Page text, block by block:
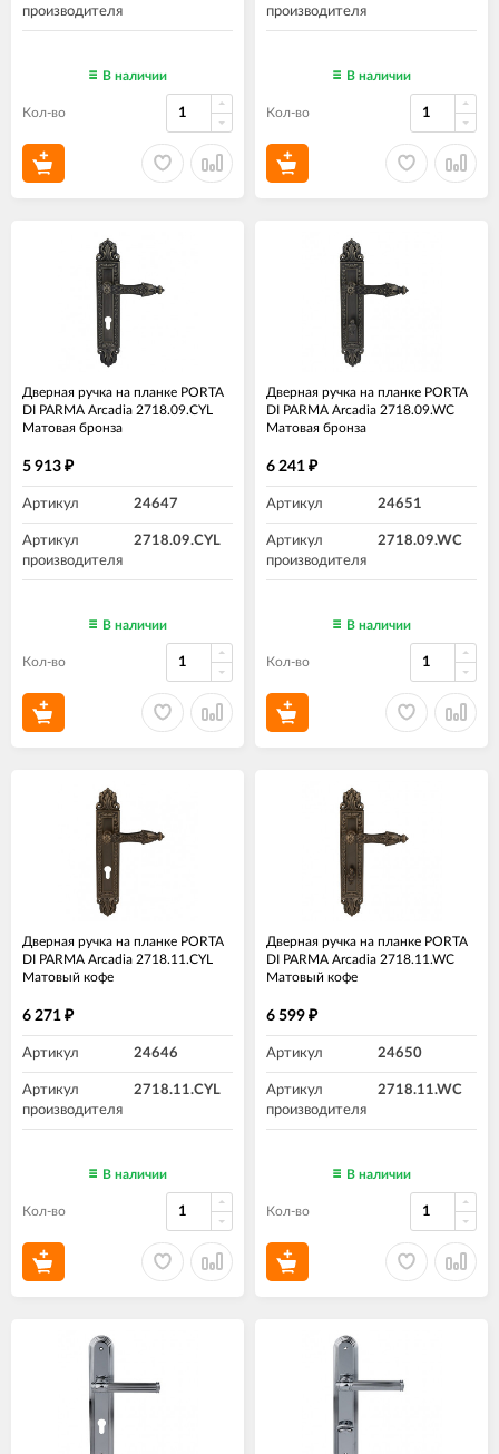
производителя
В наличии
Кол-во
производителя
В наличии
Кол-во
Дверная ручка на планке PORTA
DI PARMA Arcadia 2718.09.CYL
Матовая бронза
5 913 ₽
Артикул 24647
Артикул
производителя
2718.09.CYL
В наличии
Кол-во
Дверная ручка на планке PORTA
DI PARMA Arcadia 2718.09.WC
Матовая бронза
6 241 ₽
Артикул 24651
Артикул
производителя
2718.09.WC
В наличии
Кол-во
Дверная ручка на планке PORTA
DI PARMA Arcadia 2718.11.CYL
Матовый кофе
6 271 ₽
Артикул 24646
Артикул
производителя
2718.11.CYL
В наличии
Кол-во
Дверная ручка на планке PORTA
DI PARMA Arcadia 2718.11.WC
Матовый кофе
6 599 ₽
Артикул 24650
Артикул
производителя
2718.11.WC
В наличии
Кол-во